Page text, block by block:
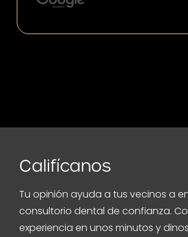
Califícanos
Tu opinión ayuda a tus vecinos a
consultorio dental de confianza.
experiencia en unos minutos y